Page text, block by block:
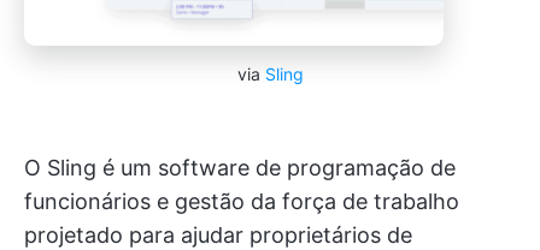
via Sling
O Sling é um software de programação de
funcionários e gestão da força de trabalho
projetado para ajudar proprietários de